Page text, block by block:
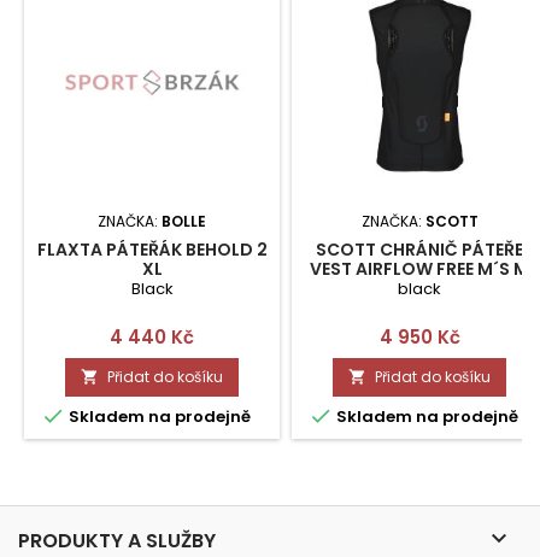
ZNAČKA: BOLLE
FLAXTA PÁTEŘÁK BEHOLD 2
XL
Black
Cena
4 440 Kč
 Přidat do košíku
 Skladem na prodejně
ZNAČKA: SCOTT
SCOTT CHRÁNIČ PÁTEŘE
VEST AIRFLOW FREE M´S M
black
Cena
4 950 Kč
 Přidat do košíku
 Skladem na prodejně
PRODUKTY A SLUŽBY 